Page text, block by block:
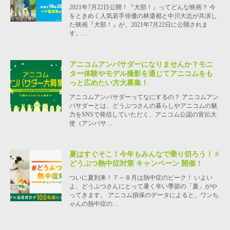
2021年7月22日公開！『犬部！』ってどんな映画？ 今
をときめく人気若手俳優の林遣都と中川大志が共演し
た映画『犬部！』が、2021年7月22日に公開されま
す。…
アニコムアンバサダーになりませんか？モニ
ター体験やモデル撮影を通じてアニコムをも
っと広めたい方大募集！
アニコムアンバサダーってなにするの？ アニコムアン
バサダーとは、どうぶつさんの暮らしやアニコムの魅
力をSNSで発信していただく、アニコム公認の宣伝大
使（アンバサ…
夏はすぐそこ！今年もみんなで乗り切ろう！ #
どうぶつ熱中症対策 キャンペーン 開催！
ついに夏到来！７～８月は熱中症のピーク！ いよい
よ、どうぶつさんにとって暑く辛い季節の「夏」がや
ってきます。 アニコム損保のデータによると、ワンち
ゃんの熱中症の…